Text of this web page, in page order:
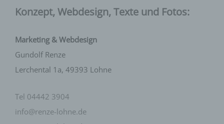
Konzept, Webdesign, Texte und Fotos:
Marketing & Webdesign
Gundolf Renze
Lerchental 1a, 49393 Lohne
Tel 04442 3904
info@renze-lohne.de